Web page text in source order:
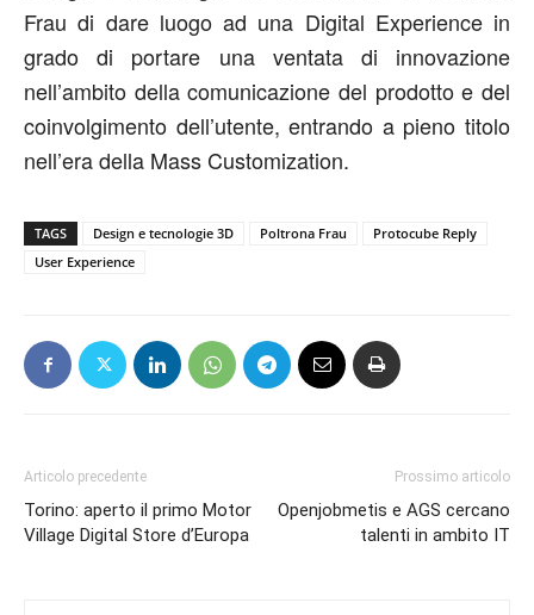
Frau di dare luogo ad una Digital Experience in
grado di portare una ventata di innovazione
nell’ambito della comunicazione del prodotto e del
coinvolgimento dell’utente, entrando a pieno titolo
nell’era della Mass Customization.
TAGS Design e tecnologie 3D Poltrona Frau
Protocube Reply
User Experience
Articolo precedente
Torino: aperto il primo Motor
Village Digital Store d’Europa
Prossimo articolo
Openjobmetis e AGS cercano
talenti in ambito IT